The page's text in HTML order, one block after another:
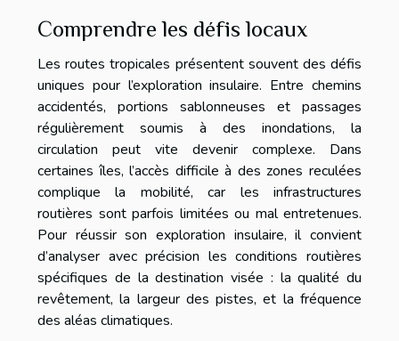
Comprendre les défis locaux
Les routes tropicales présentent souvent des défis
uniques pour l’exploration insulaire. Entre chemins
accidentés, portions sablonneuses et passages
régulièrement soumis à des inondations, la
circulation peut vite devenir complexe. Dans
certaines îles, l’accès difficile à des zones reculées
complique la mobilité, car les infrastructures
routières sont parfois limitées ou mal entretenues.
Pour réussir son exploration insulaire, il convient
d’analyser avec précision les conditions routières
spécifiques de la destination visée : la qualité du
revêtement, la largeur des pistes, et la fréquence
des aléas climatiques.